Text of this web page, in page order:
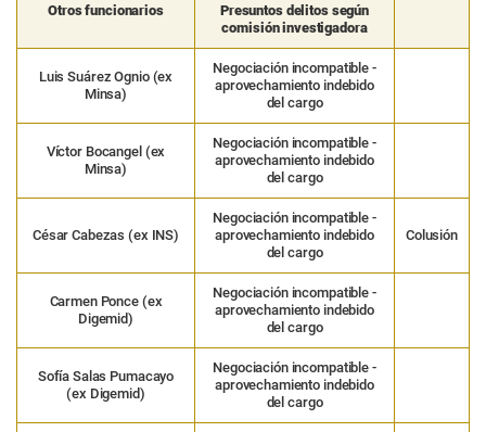
Otros funcionarios
Presuntos delitos según
comisión investigadora
Luis Suárez Ognio (ex
Minsa)
Negociación incompatible -
aprovechamiento indebido
del cargo
Víctor Bocangel (ex
Minsa)
Negociación incompatible -
aprovechamiento indebido
del cargo
César Cabezas (ex INS)
Negociación incompatible -
aprovechamiento indebido
del cargo
Colusión
Carmen Ponce (ex
Digemid)
Negociación incompatible -
aprovechamiento indebido
del cargo
Sofía Salas Pumacayo
(ex Digemid)
Negociación incompatible -
aprovechamiento indebido
del cargo